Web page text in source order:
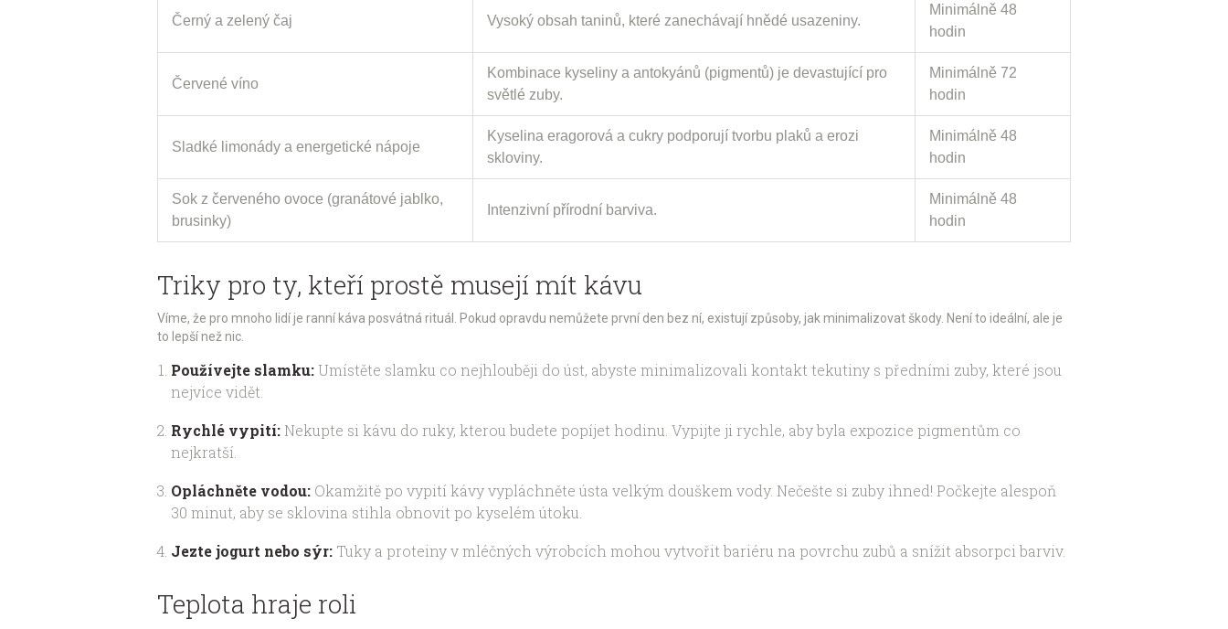
Černý a zelený čaj Vysoký obsah taninů, které zanechávají hnědé usazeniny.
Minimálně 48
hodin
Červené víno
Kombinace kyseliny a antokyánů (pigmentů) je devastující pro
světlé zuby.
Minimálně 72
hodin
Sladké limonády a energetické nápoje
Kyselina eragorová a cukry podporují tvorbu plaků a erozi
skloviny.
Minimálně 48
hodin
Sok z červeného ovoce (granátové jablko,
brusinky)
Intenzivní přírodní barviva.
Minimálně 48
hodin
Triky pro ty, kteří prostě musejí mít kávu
Víme, že pro mnoho lidí je ranní káva posvátná rituál. Pokud opravdu nemůžete první den bez ní, existují způsoby, jak minimalizovat škody. Není to ideální, ale je
to lepší než nic.
Používejte slamku: Umístěte slamku co nejhlouběji do úst, abyste minimalizovali kontakt tekutiny s předními zuby, které jsou
nejvíce vidět.
Rychlé vypití: Nekupte si kávu do ruky, kterou budete popíjet hodinu. Vypijte ji rychle, aby byla expozice pigmentům co
nejkratší.
Opláchněte vodou: Okamžitě po vypití kávy vypláchněte ústa velkým douškem vody. Nečešte si zuby ihned! Počkejte alespoň
30 minut, aby se sklovina stihla obnovit po kyselém útoku.
Jezte jogurt nebo sýr: Tuky a proteiny v mléčných výrobcích mohou vytvořit bariéru na povrchu zubů a snížit absorpci barviv.
Teplota hraje roli